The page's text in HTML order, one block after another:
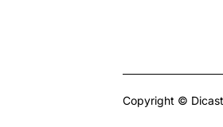
Copyright ©